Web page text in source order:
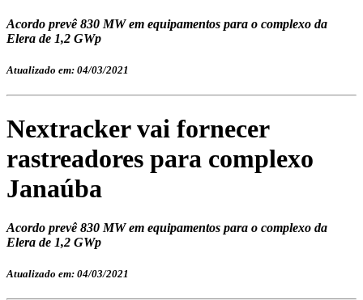
Acordo prevê 830 MW em equipamentos para o complexo da
Elera de 1,2 GWp
Atualizado em: 04/03/2021
Nextracker vai fornecer
rastreadores para complexo
Janaúba
Acordo prevê 830 MW em equipamentos para o complexo da
Elera de 1,2 GWp
Atualizado em: 04/03/2021